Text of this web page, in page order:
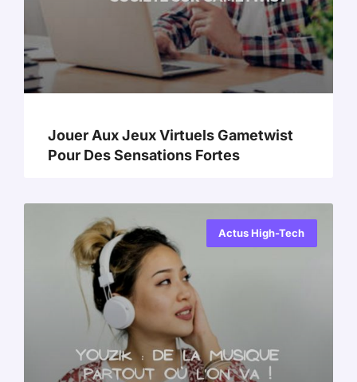
Jouer Aux Jeux Virtuels Gametwist
Pour Des Sensations Fortes
Actus High-Tech